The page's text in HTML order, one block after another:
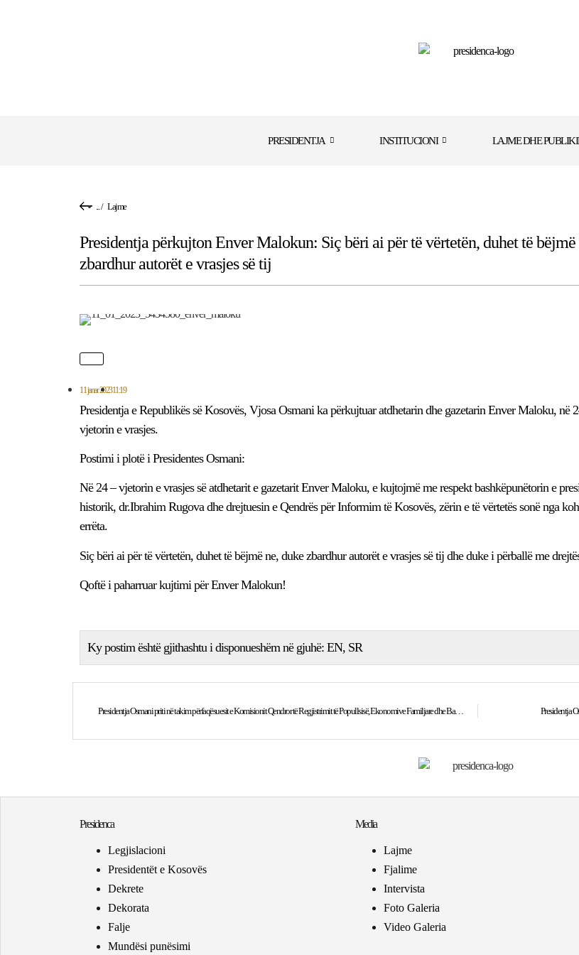
PRESIDENTJA INSTITUCIONI LAJME DHE
/ Lajme
Presidentja përkujton Enver Malokun: Siç bëri ai për të vërtetën, duhet të bëjmë
zbardhur autorët e vrasjes së tij
11 janar 202311:19
Presidentja e Republikës së Kosovës, Vjosa Osmani ka përkujtuar atdhetarin dhe gazetarin Enver Maloku, në
vjetorin e vrasjes.
Postimi i plotë i Presidentes Osmani:
Në 24 – vjetorin e vrasjes së atdhetarit e gazetarit Enver Maloku, e kujtojmë me respekt bashkëpunëtorin e
historik, dr.Ibrahim Rugova dhe drejtuesin e Qendrës për Informim të Kosovës, zërin e të vërtetës sonë nga
errëta.
Siç bëri ai për të vërtetën, duhet të bëjmë ne, duke zbardhur autorët e vrasjes së tij dhe duke i përballë me
Qoftë i paharruar kujtimi për Enver Malokun!
Ky postim është gjithashtu i disponueshëm në gjuhë: EN SR
Presidentja Osmani priti në takim përfaqësuesit e Komisionit Qendror të Regjistrimit të Popullsisë, Ekonomive Familjare dhe Banesave Presidentja
Presidenca
Legjislacioni
Presidentët e Kosovës
Dekrete
Dekorata
Falje
Mundësi punësimi
Media
Lajme
Fjalime
Intervista
Foto Galeria
Video Galeria